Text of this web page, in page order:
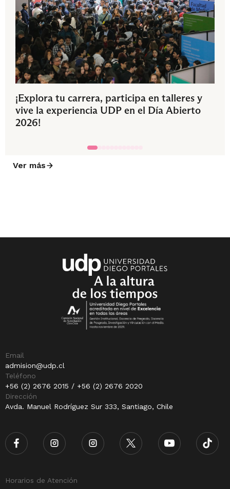
¡Explora tu carrera, participa en talleres y
vive la experiencia UDP en el Día Abierto
2026!
Ver más
Email
admision@udp.cl
Teléfono
+56 (2) 2676 2015 / +56 (2) 2676 2020
Dirección
Avda. Manuel Rodríguez Sur 333, Santiago, Chile
Horarios de Atención